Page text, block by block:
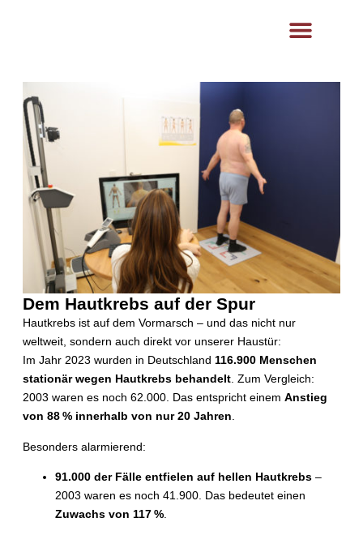
Dem Hautkrebs auf der Spur
Hautkrebs ist auf dem Vormarsch – und das nicht nur
weltweit, sondern auch direkt vor unserer Haustür:
Im Jahr 2023 wurden in Deutschland 116.900 Menschen
stationär wegen Hautkrebs behandelt. Zum Vergleich:
2003 waren es noch 62.000. Das entspricht einem Anstieg
von 88 % innerhalb von nur 20 Jahren.
Besonders alarmierend:
91.000 der Fälle entfielen auf hellen Hautkrebs –
2003 waren es noch 41.900. Das bedeutet einen
Zuwachs von 117 %